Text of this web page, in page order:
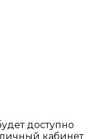
доступно
личный кабинет